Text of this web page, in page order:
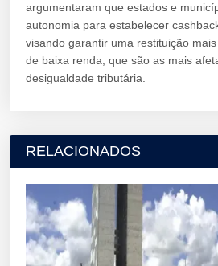
argumentaram que estados e
autonomia para estabelecer
visando garantir uma restituição
de baixa renda, que são as mais
desigualdade tributária.
RELACIONADOS